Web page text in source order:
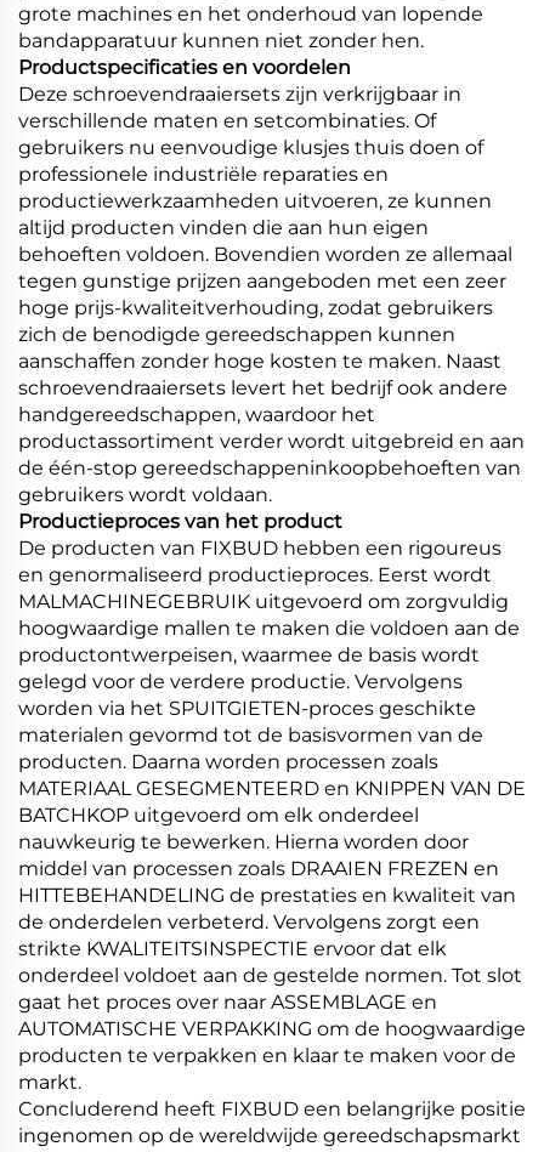
grote machines en het onderhoud van lopende
bandapparatuur kunnen niet zonder hen.
Productspecificaties en voordelen
Deze schroevendraaiersets zijn verkrijgbaar in
verschillende maten en setcombinaties. Of
gebruikers nu eenvoudige klusjes thuis doen of
professionele industriële reparaties en
productiewerkzaamheden uitvoeren, ze kunnen
altijd producten vinden die aan hun eigen
behoeften voldoen. Bovendien worden ze allemaal
tegen gunstige prijzen aangeboden met een zeer
hoge prijs-kwaliteitverhouding, zodat gebruikers
zich de benodigde gereedschappen kunnen
aanschaffen zonder hoge kosten te maken. Naast
schroevendraaiersets levert het bedrijf ook andere
handgereedschappen, waardoor het
productassortiment verder wordt uitgebreid en aan
de één-stop gereedschappeninkoopbehoeften van
gebruikers wordt voldaan.
Productieproces van het product
De producten van FIXBUD hebben een rigoureus
en genormaliseerd productieproces. Eerst wordt
MALMACHINEGEBRUIK uitgevoerd om zorgvuldig
hoogwaardige mallen te maken die voldoen aan de
productontwerpeisen, waarmee de basis wordt
gelegd voor de verdere productie. Vervolgens
worden via het SPUITGIETEN-proces geschikte
materialen gevormd tot de basisvormen van de
producten. Daarna worden processen zoals
MATERIAAL GESEGMENTEERD en KNIPPEN VAN DE
BATCHKOP uitgevoerd om elk onderdeel
nauwkeurig te bewerken. Hierna worden door
middel van processen zoals DRAAIEN FREZEN en
HITTEBEHANDELING de prestaties en kwaliteit van
de onderdelen verbeterd. Vervolgens zorgt een
strikte KWALITEITSINSPECTIE ervoor dat elk
onderdeel voldoet aan de gestelde normen. Tot slot
gaat het proces over naar ASSEMBLAGE en
AUTOMATISCHE VERPAKKING om de hoogwaardige
producten te verpakken en klaar te maken voor de
markt.
Concluderend heeft FIXBUD een belangrijke positie
ingenomen op de wereldwijde gereedschapsmarkt